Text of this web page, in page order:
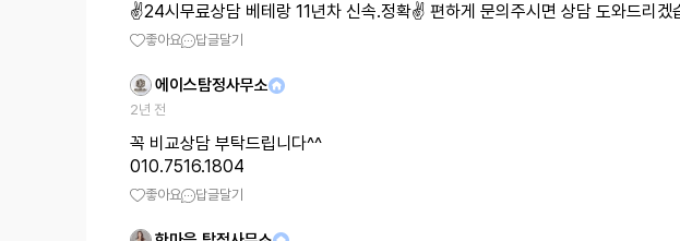
✌️24시무료상담 베테랑 11년차 신속.정확✌️ 편하게 문의주시면 상담 도와드리겠
좋아요 답글달기
에이스탐정사무소
2년 전
꼭 비교상담 부탁드립니다^^
010.7516.1804
좋아요 답글달기